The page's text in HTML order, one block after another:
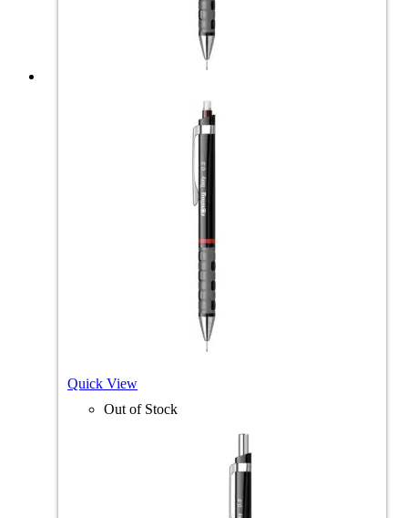
Quick View
Out of Stock